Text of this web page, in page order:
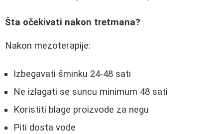
Šta očekivati nakon tretmana?
Nakon mezoterapije:
Izbegavati šminku 24-48 sati
Ne izlagati se suncu minimum 48 sati
Koristiti blage proizvode za negu
Piti dosta vode